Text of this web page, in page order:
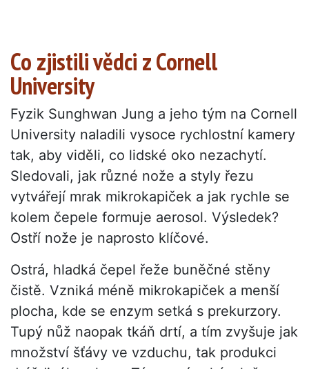
Co zjistili vědci z Cornell
University
Fyzik Sunghwan Jung a jeho tým na Cornell
University naladili vysoce rychlostní kamery
tak, aby viděli, co lidské oko nezachytí.
Sledovali, jak různé nože a styly řezu
vytvářejí mrak mikrokapiček a jak rychle se
kolem čepele formuje aerosol. Výsledek?
Ostří nože je naprosto klíčové.
Ostrá, hladká čepel řeže buněčné stěny
čistě. Vzniká méně mikrokapiček a menší
plocha, kde se enzym setká s prekurzory.
Tupý nůž naopak tkáň drtí, a tím zvyšuje jak
množství šťávy ve vzduchu, tak produkci